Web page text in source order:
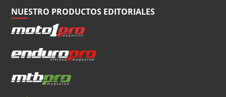
NUESTRO PRODUCTOS EDITORIALES